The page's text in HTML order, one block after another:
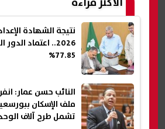
نتيجة الشهادة
2026.. اعتماد
77.85%
النائب حسن عمار:
ملف الإسكان
تشمل طرح آلاف